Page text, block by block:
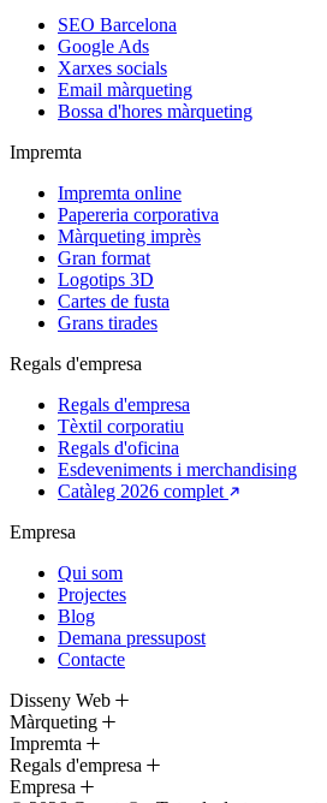
SEO Barcelona
Google Ads
Xarxes socials
Email màrqueting
Bossa d'hores màrqueting
Impremta
Impremta online
Papereria corporativa
Màrqueting imprès
Gran format
Logotips 3D
Cartes de fusta
Grans tirades
Regals d'empresa
Regals d'empresa
Tèxtil corporatiu
Regals d'oficina
Esdeveniments i merchandising
Catàleg 2026 complet
Empresa
Qui som
Projectes
Blog
Demana pressupost
Contacte
Disseny Web
Màrqueting
Impremta
Regals d'empresa
Empresa